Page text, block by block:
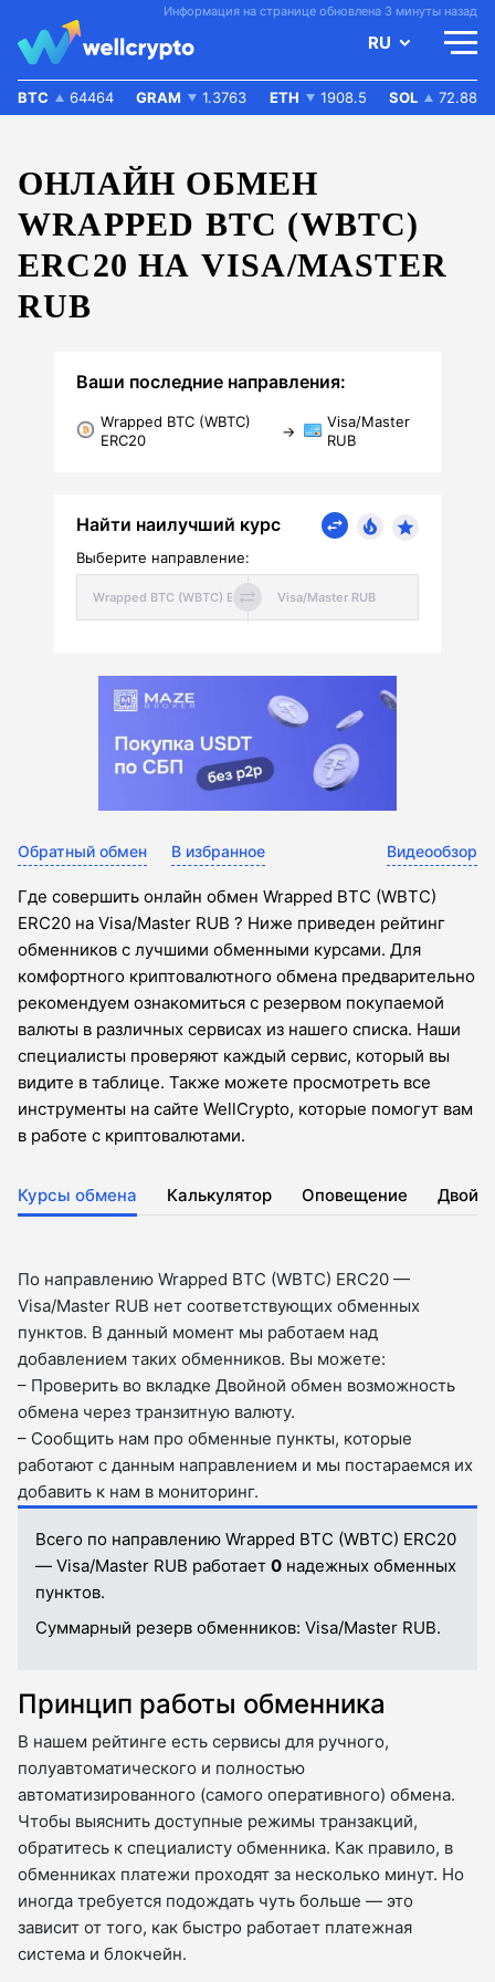
Информация на странице обновлена 3 минуты назад
RU
BTC 64464 GRAM 1.3763 ETH 1908.5 SOL 72.88
ОНЛАЙН ОБМЕН
WRAPPED BTC (WBTC)
ERC20 НА VISA/MASTER
RUB
Ваши последние направления:
Wrapped BTC (WBTC)
ERC20
→
Visa/Master
RUB
Найти наилучший курс
Выберите направление:
Обратный обмен В избранное Видеообзор
Где совершить онлайн обмен Wrapped BTC (WBTC)
ERC20 на Visa/Master RUB ? Ниже приведен рейтинг
обменников с лучшими обменными курсами. Для
комфортного криптовалютного обмена предварительно
рекомендуем ознакомиться с резервом покупаемой
валюты в различных сервисах из нашего списка. Наши
специалисты проверяют каждый сервис, который вы
видите в таблице. Также можете просмотреть все
инструменты на сайте WellCrypto, которые помогут вам
в работе с криптовалютами.
Курсы обмена Калькулятор Оповещение
По направлению Wrapped BTC (WBTC) ERC20 —
Visa/Master RUB нет соответствующих обменных
пунктов. В данный момент мы работаем над
добавлением таких обменников. Вы можете:
– Проверить во вкладкe Двойной обмен возможность
обмена через транзитную валюту.
– Сообщить нам про обменные пункты, которые
работают с данным направлением и мы постараемся их
добавить к нам в мониторинг.
Всего по направлению Wrapped BTC (WBTC) ERC20
— Visa/Master RUB работает 0 надежных обменных
пунктов.
Суммарный резерв обменников: Visa/Master RUB.
Принцип работы обменника
В нашем рейтинге есть сервисы для ручного,
полуавтоматического и полностью
автоматизированного (самого оперативного) обмена.
Чтобы выяснить доступные режимы транзакций,
обратитесь к специалисту обменника. Как правило, в
обменниках платежи проходят за несколько минут. Но
иногда требуется подождать чуть больше — это
зависит от того, как быстро работает платежная
система и блокчейн.